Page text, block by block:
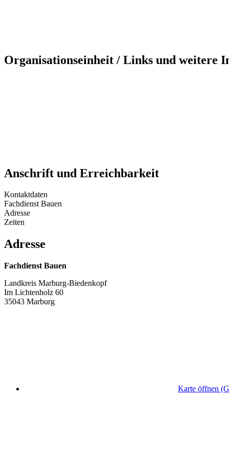
Organisationseinheit / Links und weitere
Anschrift und Erreichbarkeit
Kontaktdaten
Fachdienst Bauen
Adresse
Zeiten
Adresse
Fachdienst Bauen
Landkreis Marburg-Biedenkopf
Im Lichtenholz 60
35043 Marburg
Karte öffnen